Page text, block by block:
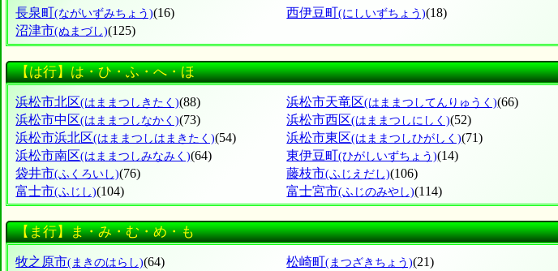
長泉町(ながいずみちょう)(16) 西伊豆町(にしいずちょう)(18)
沼津市(ぬまづし)(125)
【は行】は・ひ・ふ・へ・ほ
浜松市北区(はままつしきたく)(88) 浜松市天竜区(はままつしてんりゅうく)(66)
浜松市中区(はままつしなかく)(73) 浜松市西区(はままつしにしく)(52)
浜松市浜北区(はままつしはまきたく)(54) 浜松市東区(はままつしひがしく)(71)
浜松市南区(はままつしみなみく)(64) 東伊豆町(ひがしいずちょう)(14)
袋井市(ふくろいし)(76) 藤枝市(ふじえだし)(106)
富士市(ふじし)(104) 富士宮市(ふじのみやし)(114)
【ま行】ま・み・む・め・も
牧之原市(まきのはらし)(64) 松崎町(まつざきちょう)(21)